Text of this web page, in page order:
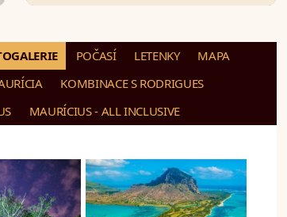
POČASÍ LETENKY
MAPA
KOMBINACE S RODRIGUES
MAURÍCIUS - ALL INCLUSIVE